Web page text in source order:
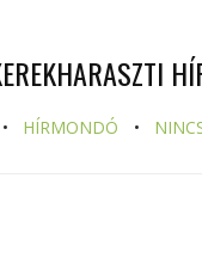
HÍRMONDÓ